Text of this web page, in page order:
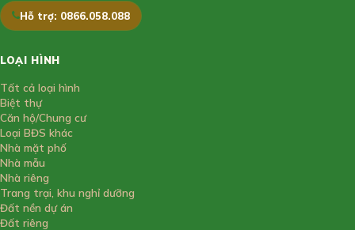
Hỗ trợ: 0866.058.088
LOẠI HÌNH
Tất cả loại hình
Biệt thự
Căn hộ/Chung cư
Loại BĐS khác
Nhà mặt phố
Nhà mẫu
Nhà riêng
Trang trại, khu nghỉ dưỡng
Đất nền dự án
Đất riêng